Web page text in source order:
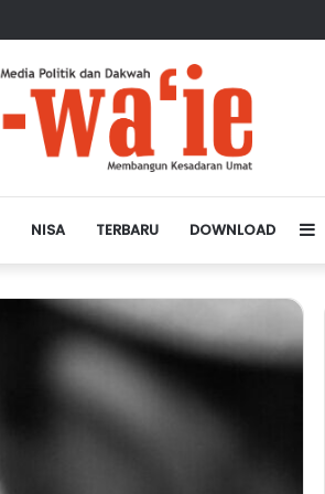
NISA TERBARU DOWNLOAD